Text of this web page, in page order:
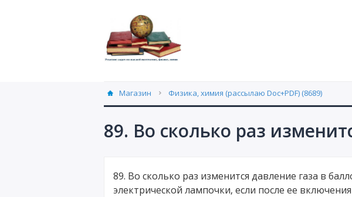
Магазин Физика, химия (рассылаю Doc+PDF) (8689)
89. Во сколько раз
89. Во сколько раз изменится давление газа в
электрической лампочки, если после ее